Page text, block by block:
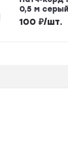
0,5 м серый
100 ₽/шт.